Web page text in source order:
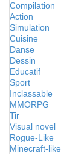
Compilation
Action
Simulation
Cuisine
Danse
Dessin
Educatif
Sport
Inclassable
MMORPG
Tir
Visual novel
Rogue-Like
Minecraft-like